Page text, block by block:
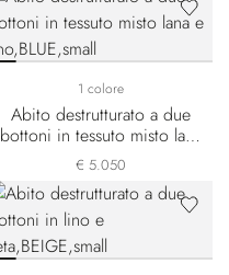
1 colore
Abito destrutturato a due
bottoni in tessuto misto lana
e lino
€ 5.050